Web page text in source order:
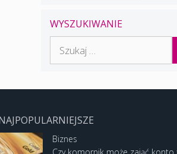
WYSZUKIWANIE
Biznes